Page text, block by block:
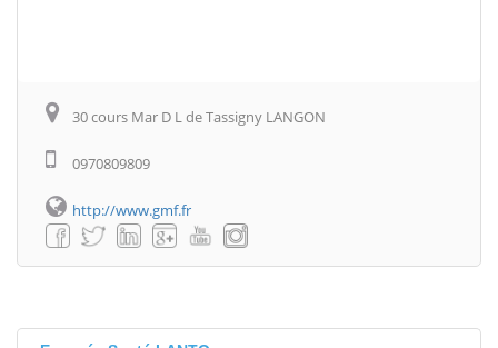
30 cours Mar D L de Tassigny LANGON
0970809809
http://www.gmf.fr